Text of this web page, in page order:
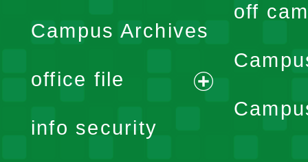
Campus Archives
office file
expand
info security
off